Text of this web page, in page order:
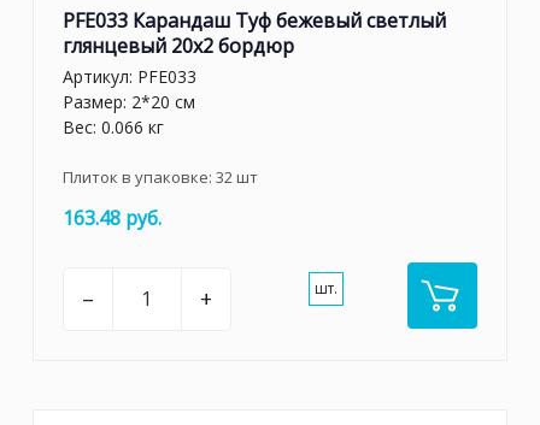
PFE033 Карандаш Туф бежевый светлый
глянцевый 20х2 бордюр
Артикул: PFE033
Размер: 2*20 см
Вес: 0.066 кг
Плиток в упаковке: 32шт
163.48 руб.
– + шт.